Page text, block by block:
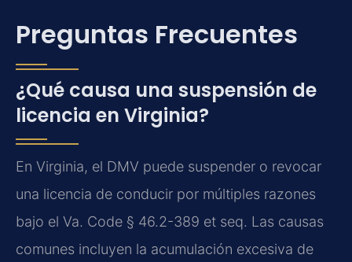
Preguntas Frecuentes
¿Qué causa una suspensión de
licencia en Virginia?
En Virginia, el DMV puede suspender o revocar
una licencia de conducir por múltiples razones
bajo el Va. Code § 46.2-389 et seq. Las causas
comunes incluyen la acumulación excesiva de